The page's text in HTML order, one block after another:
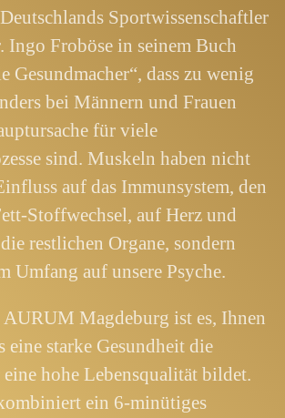
Sportwissenschaftler
Ingo Froböse in seinem Buch
Gesundmacher“, dass zu wenig
bei Männern und Frauen
für viele
sind. Muskeln haben nicht
auf das Immunsystem, den
Stoffwechsel, auf Herz und
restlichen Organe, sondern
Umfang auf unsere Psyche.
Magdeburg ist es, Ihnen
eine starke Gesundheit die
hohe Lebensqualität bildet.
ein 6-minütiges